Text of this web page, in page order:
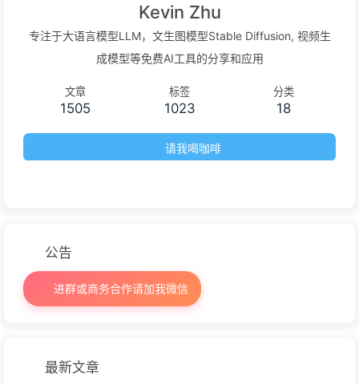
Kevin Zhu
专注于大语言模型LLM，文生图模型Stable Diffusion, 视频生
成模型等免费AI工具的分享和应用
文章
1505
标签
1023
分类
18
请我喝咖啡
公告
进群或商务合作请加我微信
最新文章